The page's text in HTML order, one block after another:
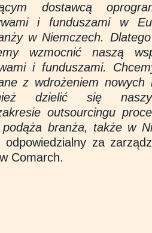
dostawcą
i funduszami w
w Niemczech.
wzmocnić naszą
i funduszami.
z wdrożeniem nowych
dzielić się
outsourcingu
branża, także w
odpowiedzialny za
Comarch.